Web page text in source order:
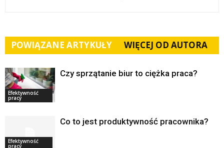
POWIĄZANE ARTYKUŁY WIĘCEJ OD AUTORA
Efektywność
pracy
Czy sprzątanie biur to ciężka praca?
Efektywność
pracy
Co to jest produktywność pracownika?